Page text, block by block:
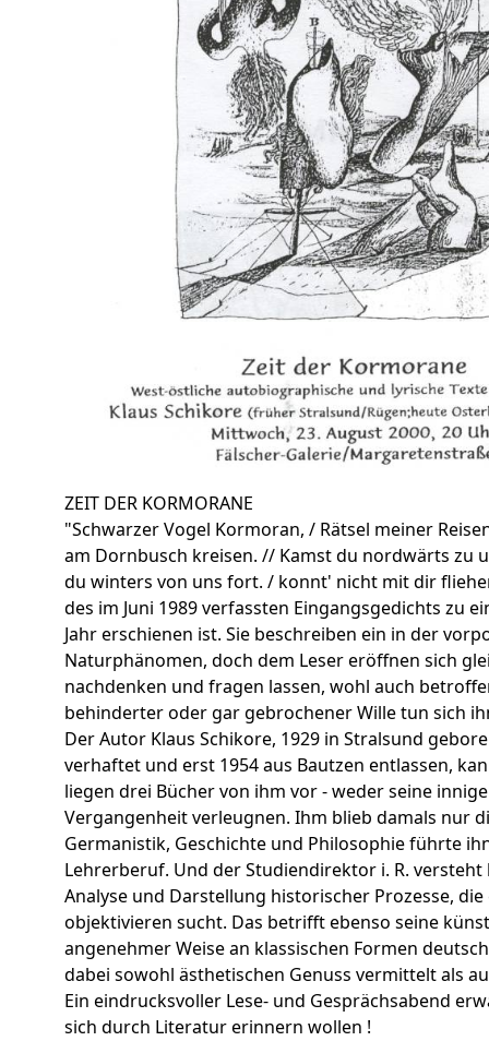
ZEIT DER KORMORANE
"Schwarzer Vogel Kormoran, / Rätsel meiner
am Dornbusch kreisen. // Kamst du nordwärts zu
du winters von uns fort. / konnt' nicht mit dir
des im Juni 1989 verfassten Eingangsgedichts zu
Jahr erschienen ist. Sie beschreiben ein in der
Naturphänomen, doch dem Leser eröffnen sich
nachdenken und fragen lassen, wohl auch
behinderter oder gar gebrochener Wille tun sich
Der Autor Klaus Schikore, 1929 in Stralsund
verhaftet und erst 1954 aus Bautzen entlassen,
liegen drei Bücher von ihm vor - weder seine
Vergangenheit verleugnen. Ihm blieb damals nur
Germanistik, Geschichte und Philosophie führte
Lehrerberuf. Und der Studiendirektor i. R.
Analyse und Darstellung historischer Prozesse,
objektivieren sucht. Das betrifft ebenso seine
angenehmer Weise an klassischen Formen
dabei sowohl ästhetischen Genuss vermittelt als
Ein eindrucksvoller Lese- und Gesprächsabend
sich durch Literatur erinnern wollen !